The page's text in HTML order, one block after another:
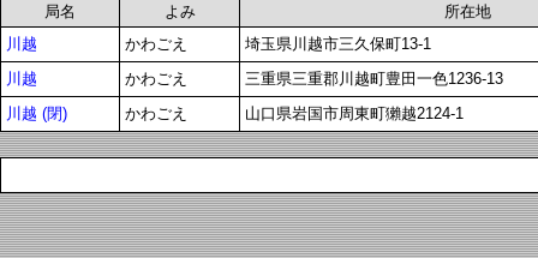
局名
よみ
所在地
川越
かわごえ
埼玉県川越市三久保町13-1
川越
かわごえ
三重県三重郡川越町豊田一色1236-13
川越 (閉)
かわごえ 山口県岩国市周東町獺越2124-1